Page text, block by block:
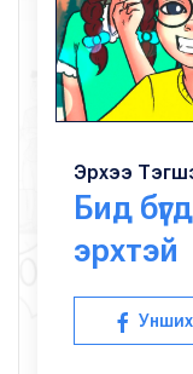
Эрхээ
Бид
эрхтэй
Унших